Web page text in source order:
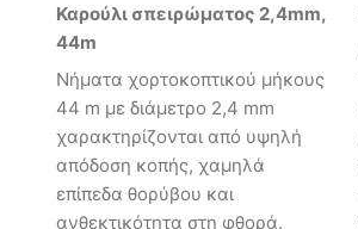
Καρούλι σπειρώματος 2,4mm,
44m
Νήματα χορτοκοπτικού μήκους
44 m με διάμετρο 2,4 mm
χαρακτηρίζονται από υψηλή
απόδοση κοπής, χαμηλά
επίπεδα θορύβου και
ανθεκτικότητα στη φθορά.